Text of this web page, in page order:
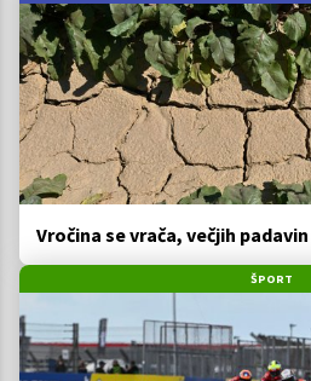
Vročina se vrača, večjih
ŠPORT